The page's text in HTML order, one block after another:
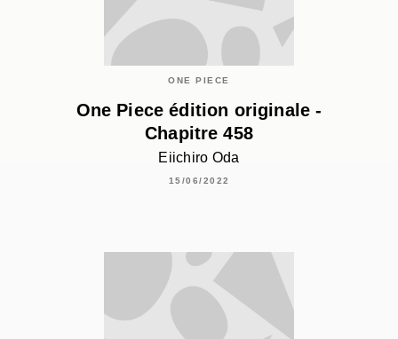
ONE PIECE
One Piece édition originale -
Chapitre 458
Eiichiro Oda
15/06/2022